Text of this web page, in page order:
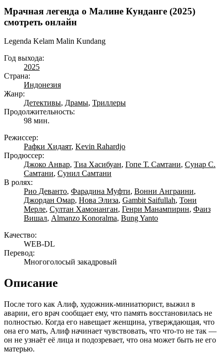
Мрачная легенда о Малине Кунданге (2025)
смотреть онлайн
Legenda Kelam Malin Kundang
Год выхода:
2025
Страна:
Индонезия
Жанр:
Детективы, Драмы, Триллеры
Продолжительность:
98 мин.
Режиссер:
Рафки Хидаят, Kevin Rahardjo
Продюссер:
Джоко Анвар, Тиа Хасибуан, Гопе Т. Самтани, Сунар С.
Самтани, Сунил Самтани
В ролях:
Рио Деванто, Фарадина Муфти, Вонни Анграини,
Джордан Омар, Нова Элиза, Gambit Saifullah, Тони
Мерле, Султан Хамонанган, Генри Манампирин, Фаиз
Вишал, Almanzo Konoralma, Bung Yanto
Качество:
WEB-DL
Перевод:
Многоголосый закадровый
Описание
После того как Алиф, художник-миниатюрист, выжил в
аварии, его врач сообщает ему, что память восстановилась не
полностью. Когда его навещает женщина, утверждающая, что
она его мать, Алиф начинает чувствовать, что что-то не так —
он не узнаёт её лица и подозревает, что она может быть не его
матерью.